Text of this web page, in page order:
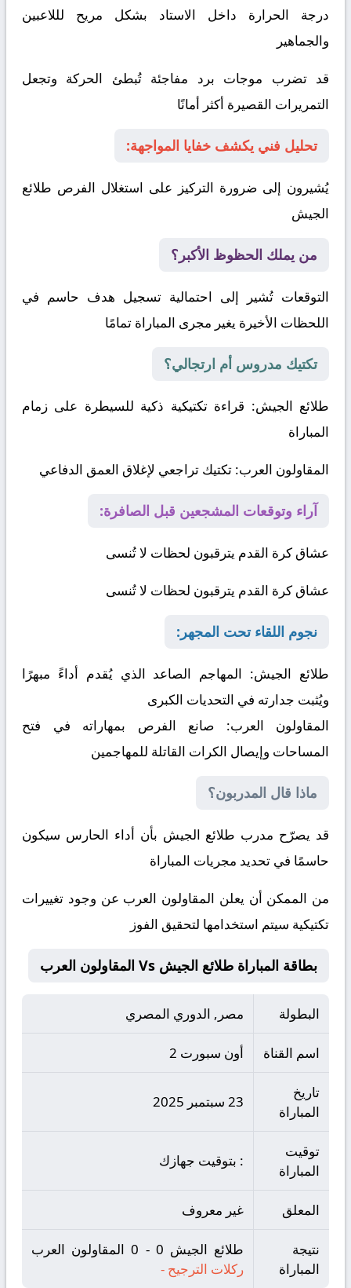
درجة الحرارة داخل الاستاد بشكل مريح لللاعبين
والجماهير
قد تضرب موجات برد مفاجئة تُبطئ الحركة وتجعل
التمريرات القصيرة أكثر أمانًا
تحليل فني يكشف خفايا المواجهة:
يُشيرون إلى ضرورة التركيز على استغلال الفرص طلائع
الجيش
من يملك الحظوظ الأكبر؟
التوقعات تُشير إلى احتمالية تسجيل هدف حاسم في
اللحظات الأخيرة يغير مجرى المباراة تمامًا
تكتيك مدروس أم ارتجالي؟
طلائع الجيش: قراءة تكتيكية ذكية للسيطرة على زمام
المباراة
المقاولون العرب: تكتيك تراجعي لإغلاق العمق الدفاعي
آراء وتوقعات المشجعين قبل الصافرة:
عشاق كرة القدم يترقبون لحظات لا تُنسى
عشاق كرة القدم يترقبون لحظات لا تُنسى
نجوم اللقاء تحت المجهر:
طلائع الجيش: المهاجم الصاعد الذي يُقدم أداءً مبهرًا
ويُثبت جدارته في التحديات الكبرى
المقاولون العرب: صانع الفرص بمهاراته في فتح
المساحات وإيصال الكرات القاتلة للمهاجمين
ماذا قال المدربون؟
قد يصرّح مدرب طلائع الجيش بأن أداء الحارس سيكون
حاسمًا في تحديد مجريات المباراة
من الممكن أن يعلن المقاولون العرب عن وجود تغييرات
تكتيكية سيتم استخدامها لتحقيق الفوز
بطاقة المباراة طلائع الجيش Vs المقاولون العرب
البطولة مصر, الدوري المصري
اسم القناة أون سبورت 2
تاريخ
المباراة
23 سبتمبر 2025
توقيت
المباراة
: بتوقيت جهازك
المعلق غير معروف
نتيجة
المباراة
طلائع الجيش 0 - 0 المقاولون العرب
ركلات الترجيح -